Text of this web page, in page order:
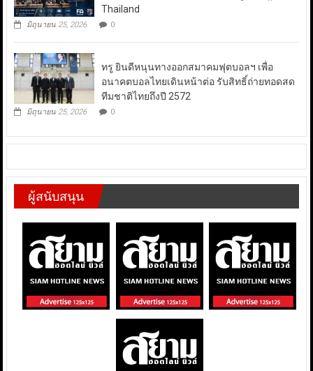
Thailand
มิถุนายน 25, 2026 0
ทรู ยินดีหนุนทางออกสมาคมฟุตบอลฯ เพื่อ
อนาคตบอลไทยเดินหน้าต่อ รับสิทธิ์ถ่ายทอดสด
ทีมชาติไทยถึงปี 2572
มิถุนายน 25, 2026 0
ผู้สนับสนุน